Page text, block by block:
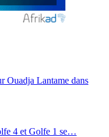
Ouadja Lantame dans
4 et Golfe 1 se…